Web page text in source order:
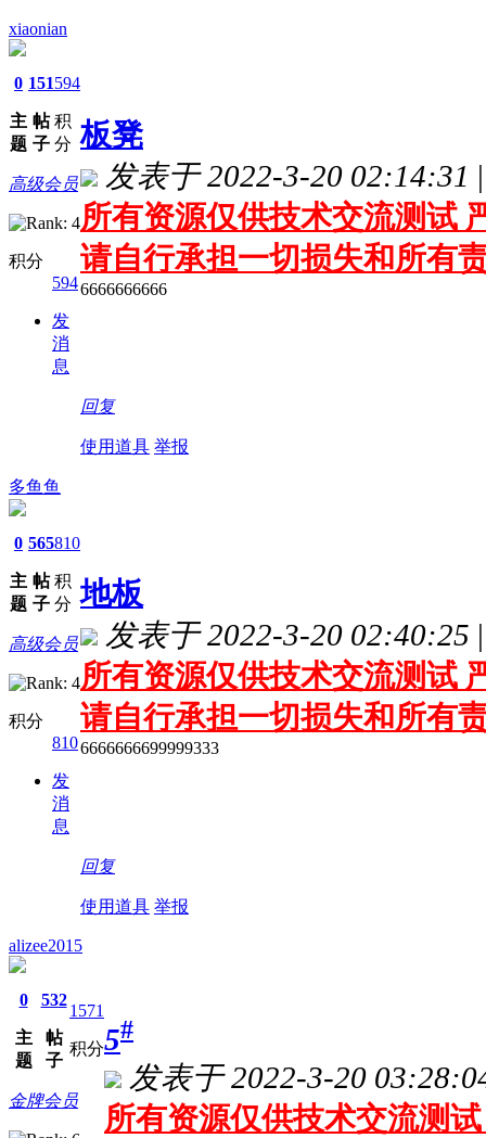
xiaonian
0
主
题
151
帖
子
594
积
分
高级会员
积分
594
发
消
息
板凳
发表于 2022-3-20 02:14:31 |
所有资源仅供技术交流测试
请自行承担一切损失和所有
6666666666
回复
使用道具 举报
多鱼鱼
0
主
题
565
帖
子
810
积
分
高级会员
积分
810
发
消
息
地板
发表于 2022-3-20 02:40:25 |
所有资源仅供技术交流测试
请自行承担一切损失和所有
6666666699999333
回复
使用道具 举报
alizee2015
0
主
题
532
帖
子
1571
积分
金牌会员
5#
发表于 2022-3-20
所有资源仅供技术交流测